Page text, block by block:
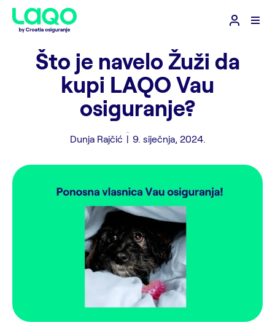
Što je navelo Žuži da
kupi LAQO Vau
osiguranje?
Dunja Rajčić | 9. siječnja, 2024.